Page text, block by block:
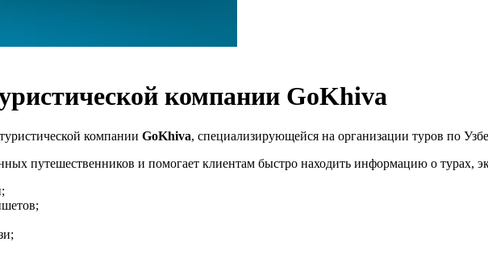
компании GoKhiva
компании GoKhiva, специализирующейся на организации туров по
путешественников и помогает клиентам быстро находить информацию о турах,